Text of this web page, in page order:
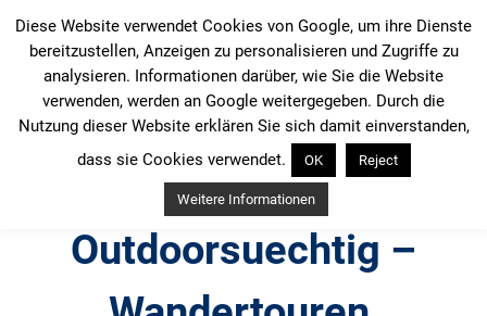
Inhalt
springen
Outdoorsuechtig –
Diese Website verwendet Cookies von Google, um ihre Dienste
bereitzustellen, Anzeigen zu personalisieren und Zugriffe zu
analysieren. Informationen darüber, wie Sie die Website
verwenden, werden an Google weitergegeben. Durch die
Nutzung dieser Website erklären Sie sich damit einverstanden,
dass sie Cookies verwendet.
OK Reject
Weitere Informationen